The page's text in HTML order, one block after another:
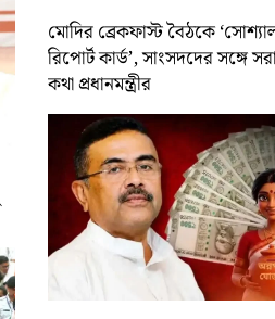
মোদির ব্রেকফাস্ট বৈঠকে
রিপোর্ট কার্ড’, সাংসদদের সঙ্গে
কথা প্রধানমন্ত্রীর